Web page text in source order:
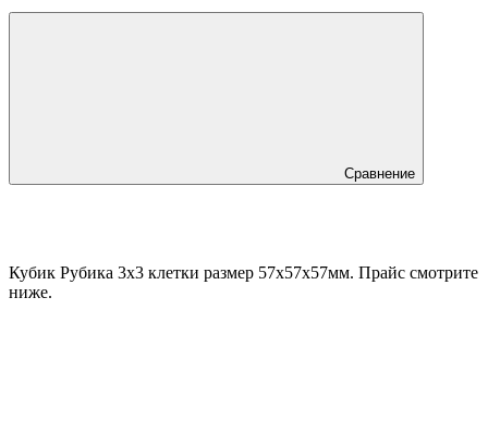
Сравнение
Кубик Рубика 3х3 клетки размер 57х57х57мм. Прайс смотрите
ниже.